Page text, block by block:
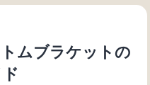
ムブラケットの